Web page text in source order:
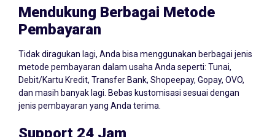
Mendukung Berbagai Metode
Pembayaran
metode pembayaran dalam usaha Anda seperti: Tunai,
Debit/Kartu Kredit, Transfer Bank, Shopeepay, Gopay, OVO,
dan masih banyak lagi. Bebas kustomisasi sesuai dengan
jenis pembayaran yang Anda terima.
Support 24 Jam